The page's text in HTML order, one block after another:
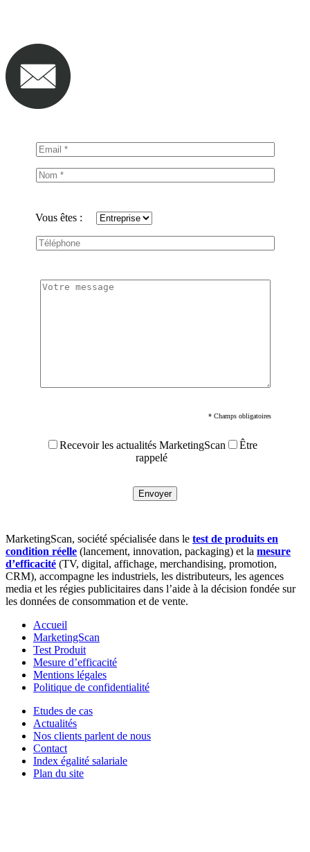
Vous êtes :
* Champs obligatoires
Recevoir les actualités MarketingScan
Être
rappelé
MarketingScan, société spécialisée dans le test de produits en
condition réelle (lancement, innovation, packaging) et la mesure
d’efficacité (TV, digital, affichage, merchandising, promotion,
CRM), accompagne les industriels, les distributeurs, les agences
media et les régies publicitaires dans l’aide à la décision fondée sur
les données de consommation et de vente.
Accueil
MarketingScan
Test Produit
Mesure d’efficacité
Mentions légales
Politique de confidentialité
Etudes de cas
Actualités
Nos clients parlent de nous
Contact
Index égalité salariale
Plan du site